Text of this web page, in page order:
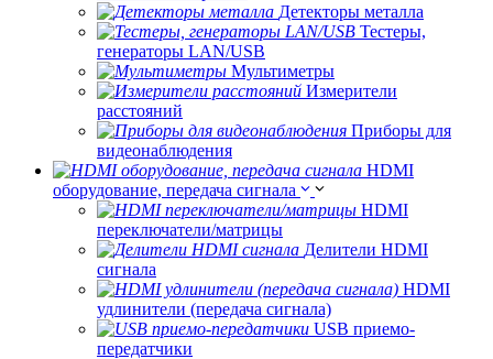
Детекторы металла
Тестеры,
генераторы LAN/USB
Мультиметры
Измерители
расстояний
Приборы для
видеонаблюдения
HDMI
оборудование, передача сигнала
HDMI
переключатели/матрицы
Делители HDMI
сигнала
HDMI
удлинители (передача сигнала)
USB приемо-
передатчики